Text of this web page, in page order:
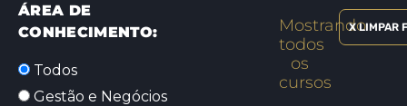
ÁREA DE
CONHECIMENTO:
Todos
Gestão e Negócios
Mostrando
todos
os
cursos
X LIMPAR